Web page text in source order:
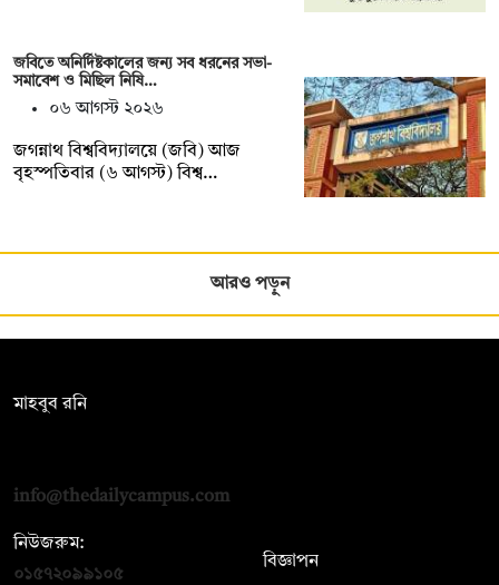
জবিতে অনির্দিষ্টকালের জন্য সব ধরনের সভা-
সমাবেশ ও মিছিল নিষি…
০৬ আগস্ট ২০২৬
জগন্নাথ বিশ্ববিদ্যালয়ে (জবি) আজ
বৃহস্পতিবার (৬ আগস্ট) বিশ্ব…
আরও পড়ুন
মাহবুব রনি
info@thedailycampus.com
নিউজরুম:
০১৫৭২০৯৯১০৫
বিজ্ঞাপন